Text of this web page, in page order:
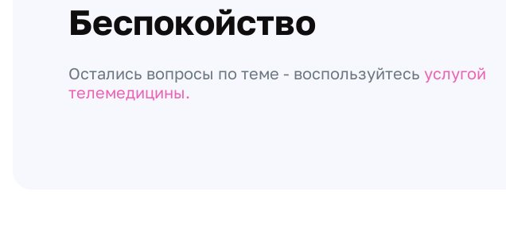
Беспокойство
Остались вопросы по теме - воспользуйтесь услугой
телемедицины.